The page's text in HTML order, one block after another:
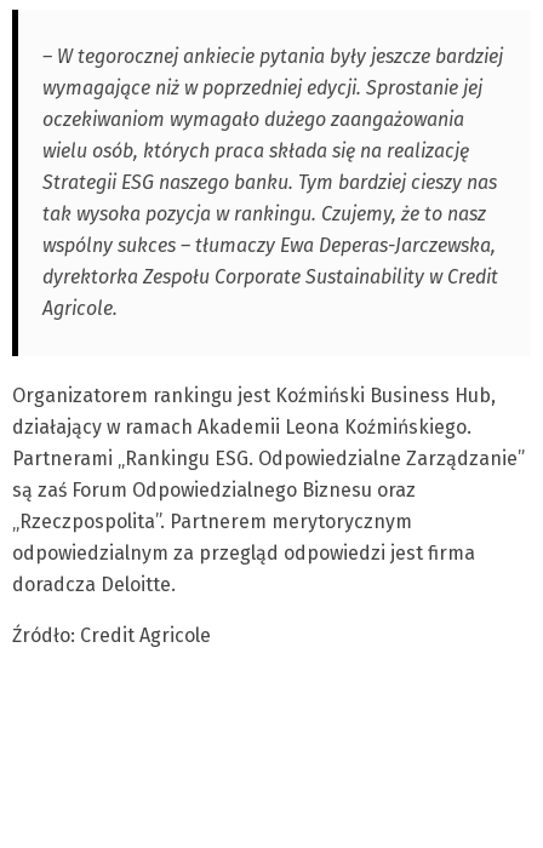
– W tegorocznej ankiecie pytania były jeszcze bardziej
wymagające niż w poprzedniej edycji. Sprostanie jej
oczekiwaniom wymagało dużego zaangażowania
wielu osób, których praca składa się na realizację
Strategii ESG naszego banku. Tym bardziej cieszy nas
tak wysoka pozycja w rankingu. Czujemy, że to nasz
wspólny sukces – tłumaczy Ewa Deperas-Jarczewska,
dyrektorka Zespołu Corporate Sustainability w Credit
Agricole.
Organizatorem rankingu jest Koźmiński Business Hub,
działający w ramach Akademii Leona Koźmińskiego.
Partnerami „Rankingu ESG. Odpowiedzialne Zarządzanie”
są zaś Forum Odpowiedzialnego Biznesu oraz
„Rzeczpospolita”. Partnerem merytorycznym
odpowiedzialnym za przegląd odpowiedzi jest firma
doradcza Deloitte.
Źródło: Credit Agricole